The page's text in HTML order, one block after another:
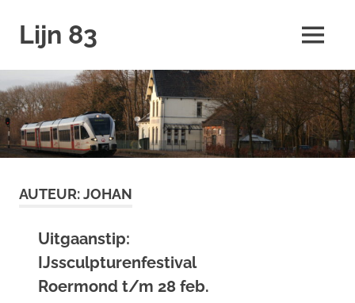
naar
inhoud
Lijn 83 MENU
AUTEUR:JOHAN
Uitgaanstip:
IJssculpturenfestival
Roermond t/m 28 feb.